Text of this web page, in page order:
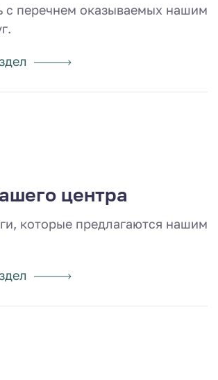
с перечнем оказываемых нашим
центра
которые предлагаются нашим